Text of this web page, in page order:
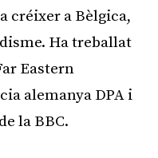
créixer a Bèlgica,
Ha treballat
Eastern
alemanya DPA i
la BBC.